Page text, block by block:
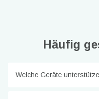
Häufig
Welche Geräte